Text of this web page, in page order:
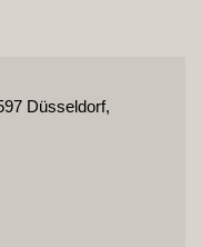
Düsseldorf,